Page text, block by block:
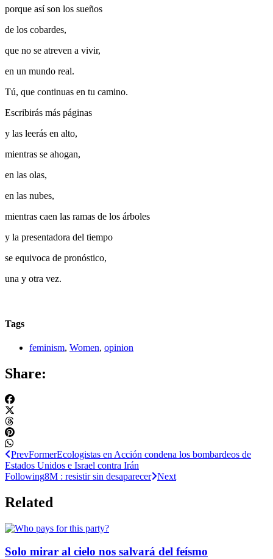
porque así son los sueños
de los cobardes,
que no se atreven a vivir,
en un mundo real.
Tú, que continuas en tu camino.
Escribirás más páginas
y las leerás en alto,
mientras se ahogan,
en las olas,
en las nubes,
mientras caen las ramas de los árboles
y la presentadora del tiempo
se equivoca de pronóstico,
una y otra vez.
Tags
feminism, Women, opinion
Share:
PrevFormerEcologistas en Acción condena los bombardeos de
Estados Unidos e Israel contra Irán
Following8M : resistir sin desaparecer Next
Related
Solo mirar al cielo nos salvará del feísmo